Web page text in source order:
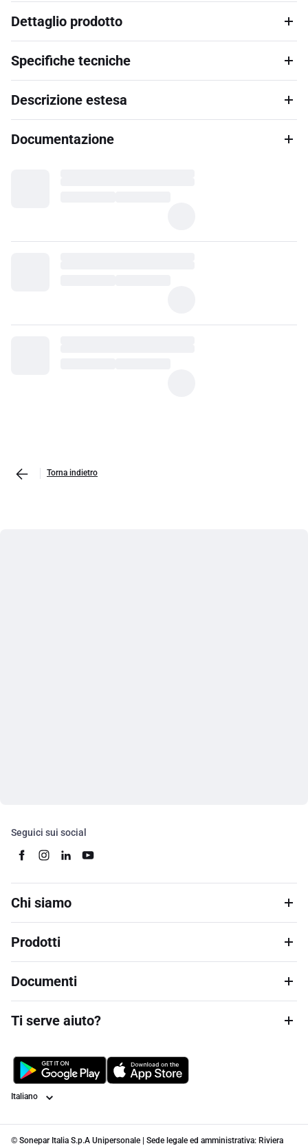
Dettaglio prodotto
Specifiche tecniche
Descrizione estesa
Documentazione
Torna indietro
Seguici sui social
Chi siamo
Prodotti
Documenti
Ti serve aiuto?
Lingua
© Sonepar Italia S.p.A Unipersonale | Sede legale ed amministrativa: Riviera